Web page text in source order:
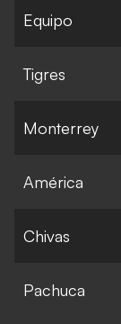
Equipo
Tigres
Monterrey
América
Chivas
Pachuca